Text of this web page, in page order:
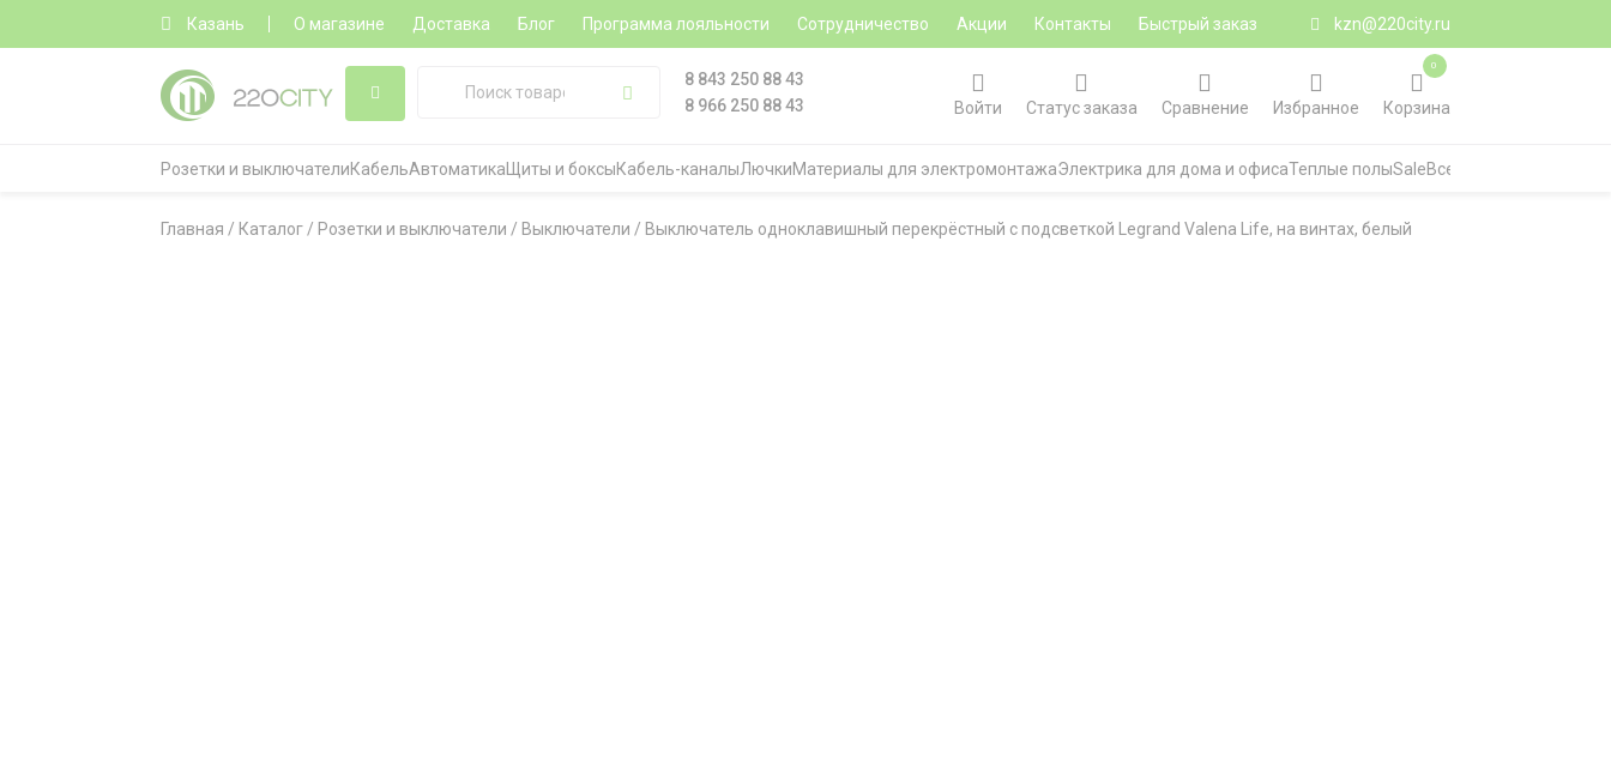
Казань О магазине Доставка Блог Программа лояльности Сотрудничество Акции Контакты Быстрый заказ kzn@220city.ru
8 843 250 88 43
8 966 250 88 43
Войти Статус заказа Сравнение Избранное Корзина
0
Розетки и выключателиКабельАвтоматика Щиты и боксыКабель-каналыЛючкиМатериалы для электромонтажаЭлектрика для дома и офисаТеплые полыSaleВсе категории
Главная / Каталог / Розетки и выключатели / Выключатели / Выключатель одноклавишный перекрёстный с подсветкой Legrand Valena Life, на винтах, белый